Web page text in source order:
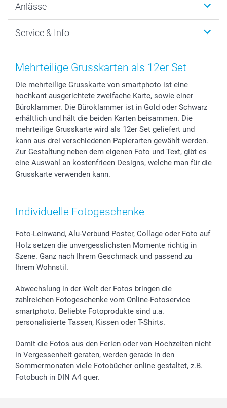
MyNameBook
Fotoabzüge, Fotos als Buch & Poster
Zubehör & Material
Foto-Kalender & Agenden
Sticker & Etiketten
Geschenk-Gutscheine (PDF)
Warum smartphoto
Datenschutz
AGB
Presse
Partnerprogramme
Investor Relations
B2B smartbusiness
Widerrufsrecht
Anlässe
Neujahr
Muttertag
Kommunion & Konfirmation
Hochzeit
Geburtstag
Geburt
Zu allen Anlässen
Service & Info
Preise und Versandkosten
48h Lieferung
Zahlungsmöglichkeiten
Anmelden /Registrieren
Sitemap
Status der Bestellung
smartfriends
smartgarantie
Mehrteilige Grusskarten als 12er Set
Die mehrteilige Grusskarte von smartphoto ist eine
hochkant ausgerichtete zweifache Karte, sowie einer
Büroklammer. Die Büroklammer ist in Gold oder Schwarz
erhältlich und hält die beiden Karten beisammen. Die
mehrteilige Grusskarte wird als 12er Set geliefert und
kann aus drei verschiedenen Papierarten gewählt werden.
Zur Gestaltung neben dem eigenen Foto und Text, gibt es
eine Auswahl an kostenfrieen Designs, welche man für die
Grusskarte verwenden kann.
Individuelle Fotogeschenke
Foto-Leinwand, Alu-Verbund Poster, Collage oder Foto auf
Holz setzen die unvergesslichsten Momente richtig in
Szene. Ganz nach Ihrem Geschmack und passend zu
Ihrem Wohnstil.
Abwechslung in der Welt der Fotos bringen die
zahlreichen Fotogeschenke vom Online-Fotoservice
smartphoto. Beliebte Fotoprodukte sind u.a.
personalisierte Tassen, Kissen oder T-Shirts.
Damit die Fotos aus den Ferien oder von Hochzeiten nicht
in Vergessenheit geraten, werden gerade in den
Sommermonaten viele Fotobücher online gestaltet, z.B.
Fotobuch in DIN A4 quer.